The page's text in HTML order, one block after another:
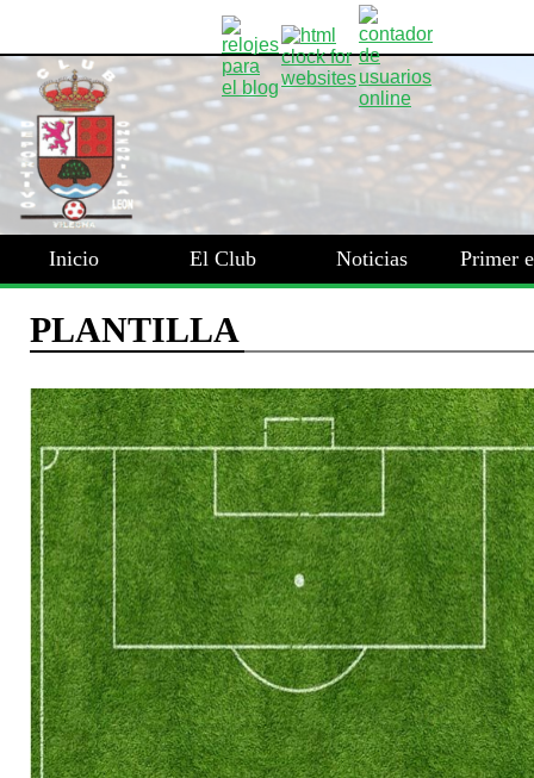
Inicio El Club Noticias Primer